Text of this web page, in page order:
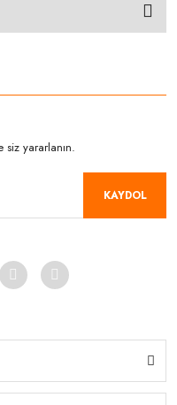
yararlanın.
KAYDOL